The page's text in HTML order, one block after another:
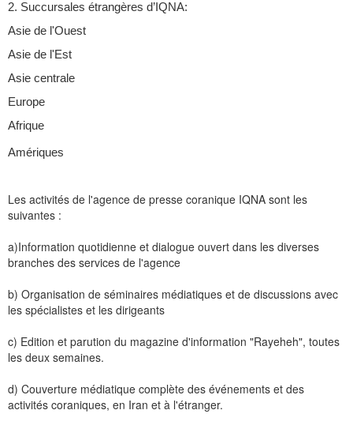
2. Succursales étrangères d’IQNA:
Asie de l'Ouest
Asie de l'Est
Asie centrale
Europe
Afrique
Amériques
Les activités de l'agence de presse coranique IQNA sont les
suivantes :
a)Information quotidienne et dialogue ouvert dans les diverses
branches des services de l'agence
b) Organisation de séminaires médiatiques et de discussions avec
les spécialistes et les dirigeants
c) Edition et parution du magazine d'information "Rayeheh", toutes
les deux semaines.
d) Couverture médiatique complète des événements et des
activités coraniques, en Iran et à l'étranger.